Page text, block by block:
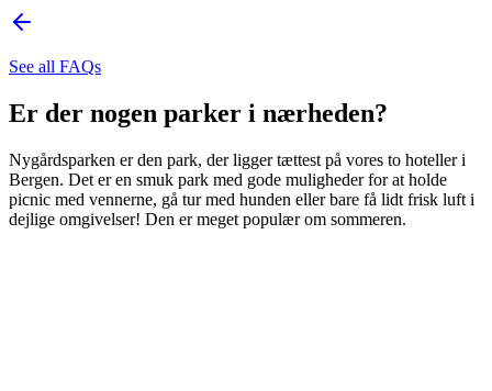
See all FAQs
Er der nogen parker i nærheden?
Nygårdsparken er den park, der ligger tættest på vores to hoteller i
Bergen. Det er en smuk park med gode muligheder for at holde
picnic med vennerne, gå tur med hunden eller bare få lidt frisk luft i
dejlige omgivelser! Den er meget populær om sommeren.